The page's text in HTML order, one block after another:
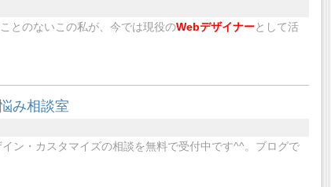
とのないこの私が、今では現役のWebデザイナーとして活
み相談室
ン・カスタマイズの相談を無料で受付中です^^。ブログで